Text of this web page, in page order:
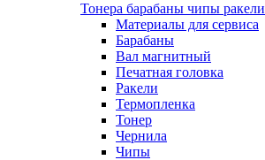
Тонера барабаны чипы ракели
Материалы для сервиса
Барабаны
Вал магнитный
Печатная головка
Ракели
Термопленка
Тонер
Чернила
Чипы